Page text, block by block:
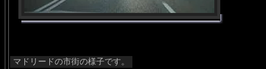
マドリードの市街の様子です。